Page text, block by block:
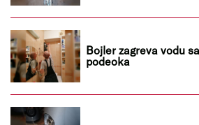
Bojler zagreva vodu
podeoka